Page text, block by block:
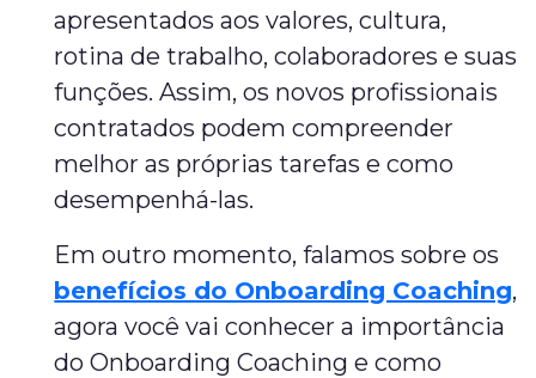
apresentados aos valores, cultura,
rotina de trabalho, colaboradores e suas
funções. Assim, os novos profissionais
contratados podem compreender
melhor as próprias tarefas e como
desempenhá-las.
Em outro momento, falamos sobre os
benefícios do Onboarding Coaching,
agora você vai conhecer a importância
do Onboarding Coaching e como